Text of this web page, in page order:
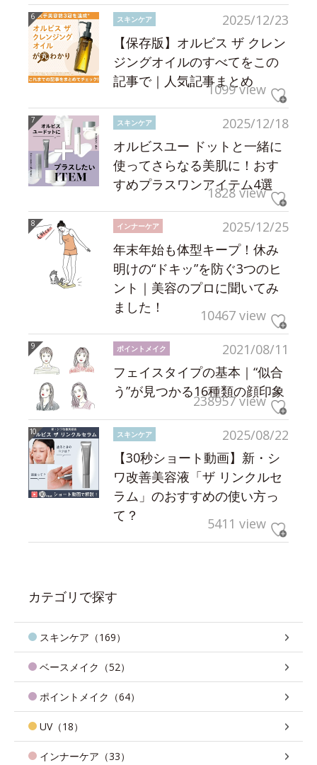
2025/12/23
スキンケア
【保存版】オルビス ザ クレン
ジングオイルのすべてをこの
記事で｜人気記事まとめ
1099 view
2025/12/18
スキンケア
オルビスユー ドットと一緒に
使ってさらなる美肌に！おす
すめプラスワンアイテム4選
1828 view
2025/12/25
インナーケア
年末年始も体型キープ！休み
明けの“ドキッ”を防ぐ3つのヒ
ント｜美容のプロに聞いてみ
ました！
10467 view
2021/08/11
ポイントメイク
フェイスタイプの基本｜“似合
う”が見つかる16種類の顔印象
238957 view
2025/08/22
スキンケア
【30秒ショート動画】新・シ
ワ改善美容液「ザ リンクルセ
ラム」のおすすめの使い方っ
て？
5411 view
カテゴリで探す
スキンケア（169）
ベースメイク（52）
ポイントメイク（64）
UV（18）
インナーケア（33）